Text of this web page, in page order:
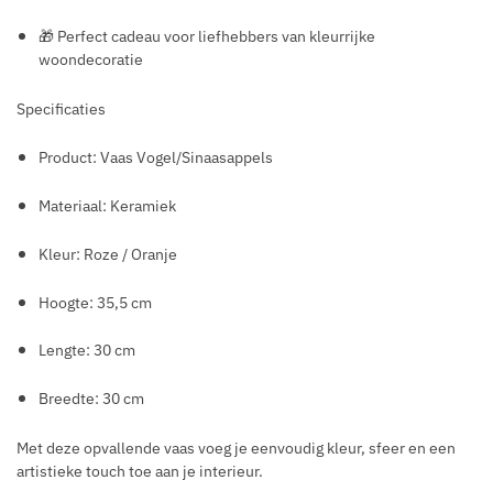
🎁 Perfect cadeau voor liefhebbers van kleurrijke
woondecoratie
Specificaties
Product: Vaas Vogel/Sinaasappels
Materiaal: Keramiek
Kleur: Roze / Oranje
Hoogte: 35,5 cm
Lengte: 30 cm
Breedte: 30 cm
Met deze opvallende vaas voeg je eenvoudig kleur, sfeer en een
artistieke touch toe aan je interieur.